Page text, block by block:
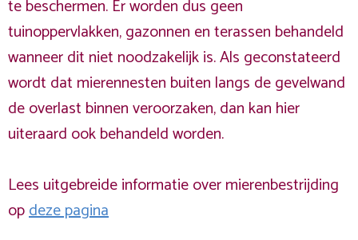
te beschermen. Er worden dus geen
tuinoppervlakken, gazonnen en terassen behandeld
wanneer dit niet noodzakelijk is. Als geconstateerd
wordt dat mierennesten buiten langs de gevelwand
de overlast binnen veroorzaken, dan kan hier
uiteraard ook behandeld worden.
Lees uitgebreide informatie over mierenbestrijding
opdeze pagina